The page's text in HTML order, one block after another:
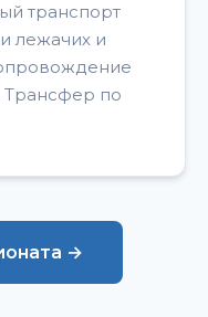
транспорт
лежачих и
Трансфер по
→